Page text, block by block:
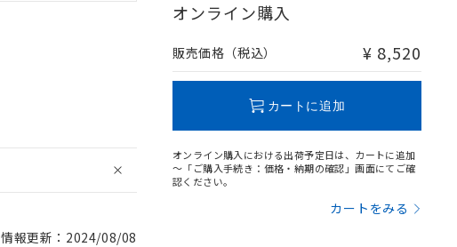
情報更新：2024/08/08
オンライン購入
販売価格（税込） ¥ 8,520
カートに追加
オンライン購入における出荷予定日は、カートに追加
～「ご購入手続き：価格・納期の確認」画面にてご確
認ください。
カートをみる